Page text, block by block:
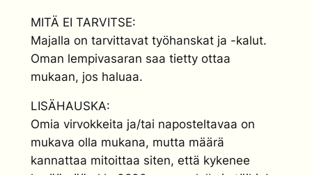
MITÄ EI TARVITSE:
Majalla on tarvittavat työhanskat ja -kalut.
Oman lempivasaran saa tietty ottaa
mukaan, jos haluaa.
LISÄHAUSKA:
Omia virvokkeita ja/tai naposteltavaa on
mukava olla mukana, mutta määrä
kannattaa mitoittaa siten, että kykenee